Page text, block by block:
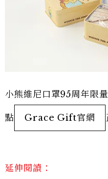
小熊維尼口罩95周年限
點 Grace Gift官網
延伸閱讀：